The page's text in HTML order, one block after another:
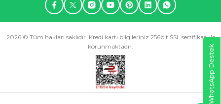
2026 © Tüm hakları saklıdır. Kredi kartı bilgileriniz 256bit SSL sertifikası ile
korunmaktadır.
WhatsApp Destek